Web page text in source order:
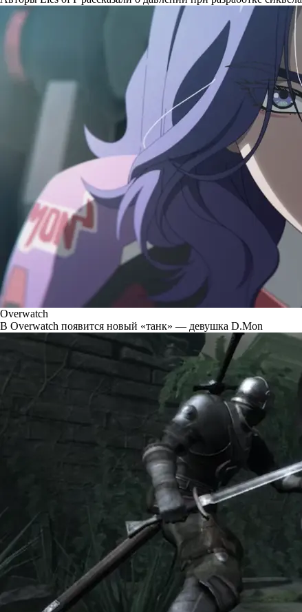
Overwatch
В Overwatch появится новый «танк» — девушка D.Mon